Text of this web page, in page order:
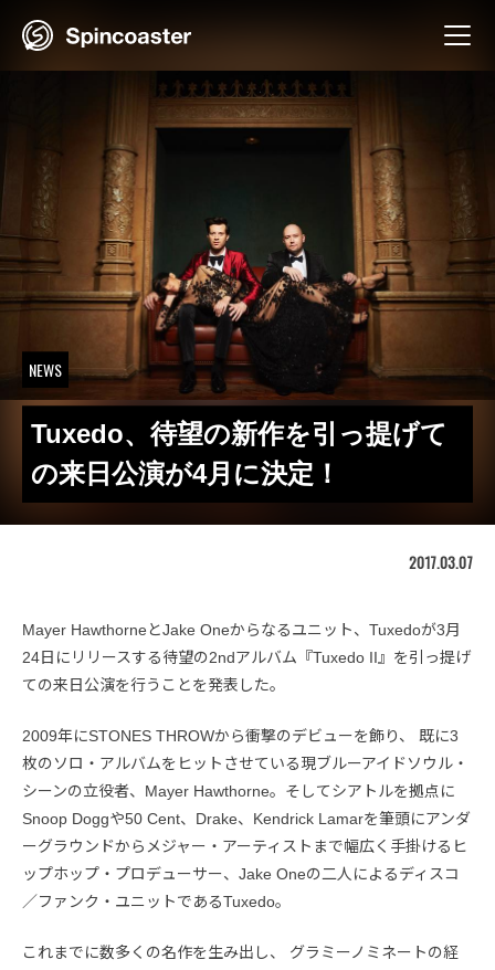
NEWS
Tuxedo、待望の新作を引っ提げて
の来日公演が4月に決定！
2017.03.07
Mayer HawthorneとJake Oneからなるユニット、Tuxedoが3月
24日にリリースする待望の2ndアルバム『Tuxedo II』を引っ提げ
ての来日公演を行うことを発表した。
2009年にSTONES THROWから衝撃のデビューを飾り、 既に3
枚のソロ・アルバムをヒットさせている現ブルーアイドソウル・
シーンの立役者、Mayer Hawthorne。そしてシアトルを拠点に
Snoop Doggや50 Cent、Drake、Kendrick Lamarを筆頭にアンダ
ーグラウンドからメジャー・アーティストまで幅広く手掛けるヒ
ップホップ・プロデューサー、Jake Oneの二人によるディスコ
／ファンク・ユニットであるTuxedo。
これまでに数多くの名作を生み出し、 グラミーノミネートの経